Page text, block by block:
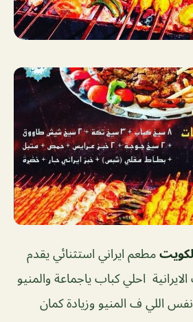
مطعم ايراني استثنائي يقدم
احلي كباب ياجماعة والمنيو
اللي ف المنيو وزيادة كمان